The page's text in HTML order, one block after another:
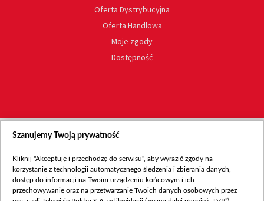
Oferta Dystrybucyjna
Oferta Handlowa
Moje zgody
Dostępność
Szanujemy Twoją prywatność
Kliknij "Akceptuję i przechodzę do serwisu", aby wyrazić zgody na
korzystanie z technologii automatycznego śledzenia i zbierania danych,
dostęp do informacji na Twoim urządzeniu końcowym i ich
przechowywanie oraz na przetwarzanie Twoich danych osobowych przez